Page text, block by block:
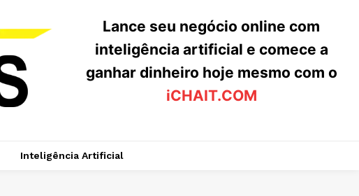
Lance seu negócio online com
inteligência artificial e comece a
ganhar dinheiro hoje mesmo com o
iCHAIT.COM
Inteligência Artificial